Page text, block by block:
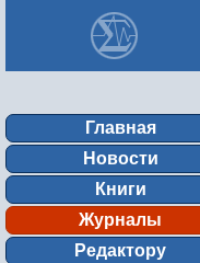
Главная
Новости
Книги
Журналы
Редактору